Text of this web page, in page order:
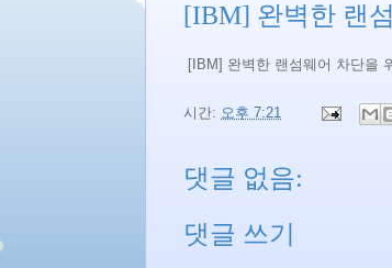
[IBM] 완벽한 랜
[IBM] 완벽한 랜섬웨어 차단을
시간: 오후 7:21
댓글 없음:
댓글 쓰기